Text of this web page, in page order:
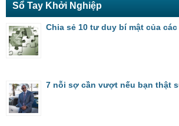
Sổ Tay Khởi Nghiệp
Chia sẻ 10 tư duy bí mật của
7 nỗi sợ cần vượt nếu bạn thật